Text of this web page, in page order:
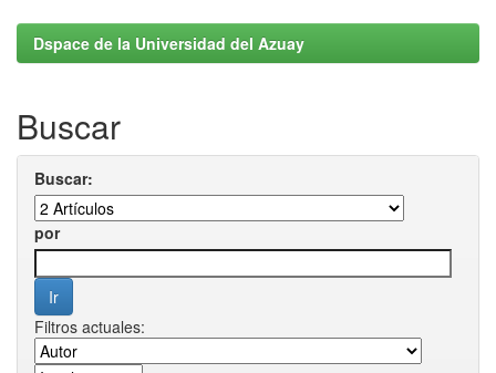
Dspace de la Universidad del Azuay
Buscar
Buscar:
por
Filtros actuales: